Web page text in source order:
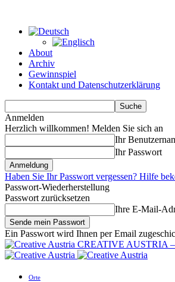
About
Archiv
Gewinnspiel
Kontakt und Datenschutzerklärung
Anmelden
Herzlich willkommen! Melden Sie sich an
Ihr
Ihr Passwort
Haben Sie Ihr Passwort vergessen? Hilfe
Passwort-Wiederherstellung
Passwort zurücksetzen
Ihre E-Mail-
Ein Passwort wird Ihnen per Email
CREATIVE AUSTRIA –
Orte